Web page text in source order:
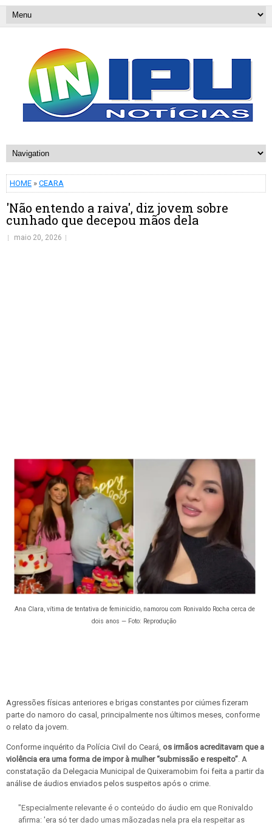
HOME » CEARA
'Não entendo a raiva', diz jovem sobre
cunhado que decepou mãos dela
maio 20, 2026
Ana Clara, vítima de tentativa de feminicídio, namorou com Ronivaldo Rocha cerca de
dois anos — Foto: Reprodução
Agressões físicas anteriores e brigas constantes por ciúmes fizeram
parte do namoro do casal, principalmente nos últimos meses, conforme
o relato da jovem.
Conforme inquérito da Polícia Civil do Ceará, os irmãos acreditavam que a
violência era uma forma de impor à mulher “submissão e respeito” . A
constatação da Delegacia Municipal de Quixeramobim foi feita a partir da
análise de áudios enviados pelos suspeitos após o crime.
"Especialmente relevante é o conteúdo do áudio em que Ronivaldo
afirma: 'era só ter dado umas mãozadas nela pra ela respeitar as